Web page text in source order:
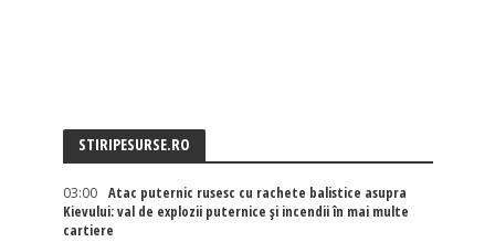
STIRIPESURSE.RO
03:00
Atac puternic rusesc cu rachete balistice asupra
Kievului: val de explozii puternice și incendii în mai multe
cartiere